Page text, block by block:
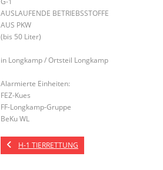
AUSLAUFENDE BETRIEBSSTOFFE
AUS PKW
(bis 50 Liter)
in Longkamp / Ortsteil Longkamp
Alarmierte Einheiten:
FEZ-Kues
FF-Longkamp-Gruppe
BeKu WL
H-1 TIERRETTUNG